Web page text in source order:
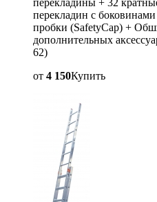
перекладины + 32
перекладин с
пробки (SafetyCap) +
дополнительных
62)
от 4 150Купить